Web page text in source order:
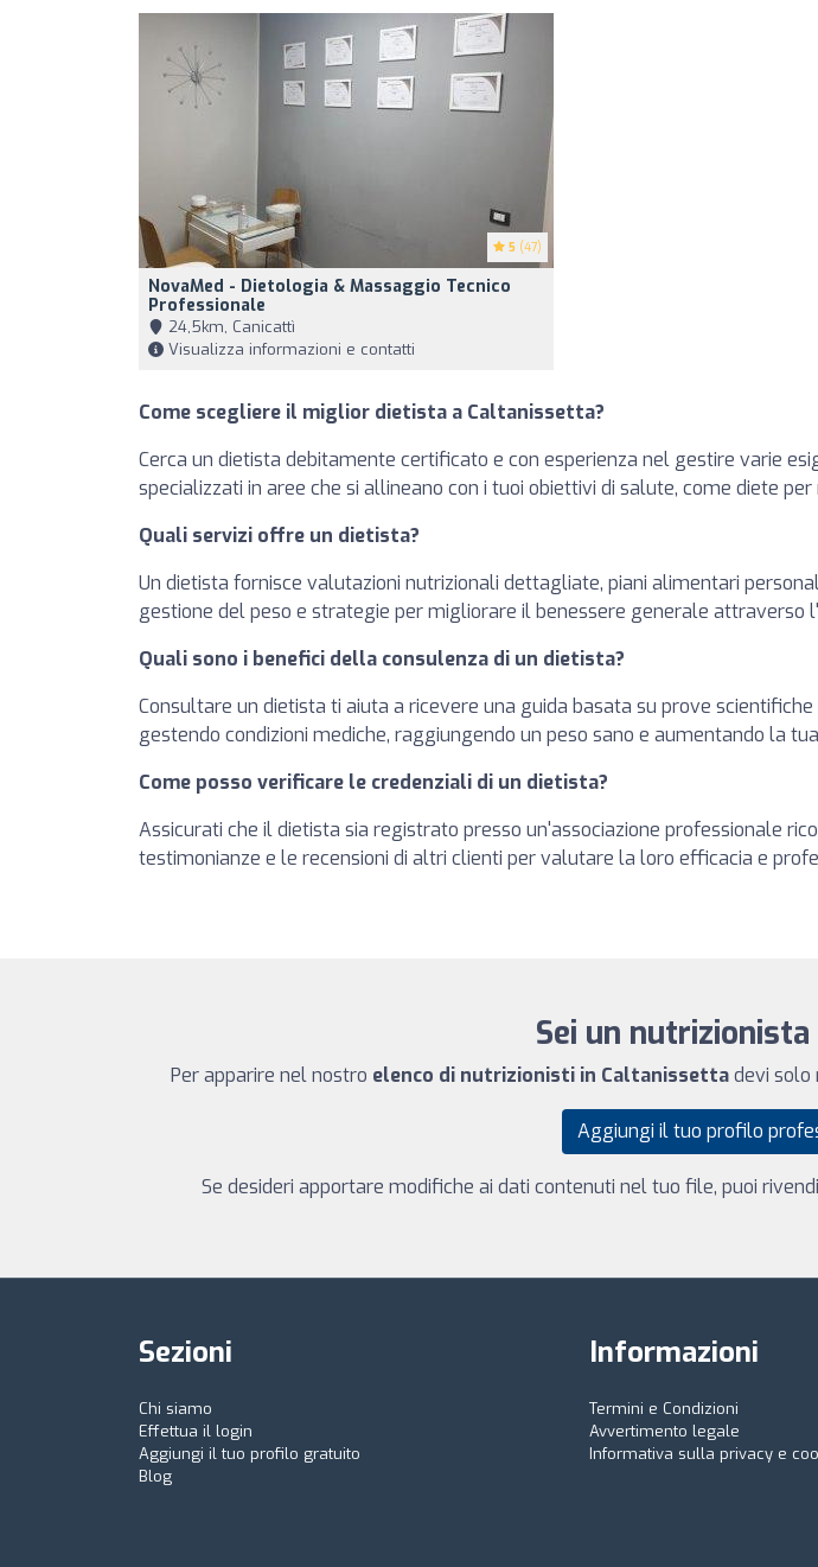
5 (47)
NovaMed - Dietologia & Massaggio Tecnico
Professionale
24,5km, Canicattì
Visualizza informazioni e contatti
Come scegliere il miglior dietista a Caltanissetta?
Cerca un dietista debitamente certificato e con esperienza nel gestire varie
specializzati in aree che si allineano con i tuoi obiettivi di salute, come diete
Quali servizi offre un dietista?
Un dietista fornisce valutazioni nutrizionali dettagliate, piani alimentari
gestione del peso e strategie per migliorare il benessere generale attraverso
Quali sono i benefici della consulenza di un dietista?
Consultare un dietista ti aiuta a ricevere una guida basata su prove
gestendo condizioni mediche, raggiungendo un peso sano e aumentando la
Come posso verificare le credenziali di un dietista?
Assicurati che il dietista sia registrato presso un'associazione professionale
testimonianze e le recensioni di altri clienti per valutare la loro efficacia e
Sei un
Per apparire nel nostro elenco di nutrizionisti in Caltanissettadevi solo
Aggiungi il tuo profilo
Se desideri apportare modifiche ai dati contenuti nel tuo file, puoi
Sezioni
Chi siamo
Effettua il login
Aggiungi il tuo profilo gratuito
Blog
Informazioni
Termini e Condizioni
Avvertimento legale
Informativa sulla privacy e